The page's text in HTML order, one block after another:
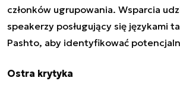
członków ugrupowania. Wsparcia
speakerzy posługujący się językami
Pashto, aby identyfikować
Ostra krytyka